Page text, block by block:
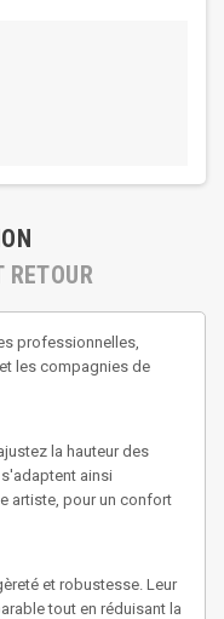
professionnelles,
les compagnies de
la hauteur des
ainsi
artiste, pour un confort
et robustesse. Leur
tout en réduisant la